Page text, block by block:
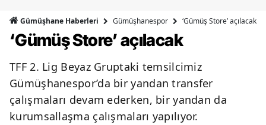
Bingöl
Bolu
Burdur
Gümüşhane Haberleri Gümüşhanespor ‘Gümüş Store’ açılacak
‘Gümüş Store’ açılacak
TFF 2. Lig Beyaz Gruptaki temsilcimiz
Gümüşhanespor’da bir yandan transfer
çalışmaları devam ederken, bir yandan da
kurumsallaşma çalışmaları yapılıyor.